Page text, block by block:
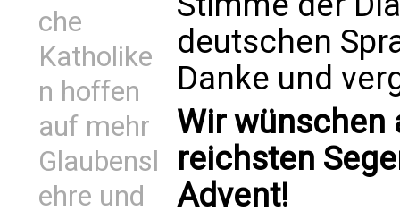
che
Katholike
n hoffen
auf mehr
Glaubensl
ehre und
deutschen
Danke und
Wir wünschen
reichsten
Advent!